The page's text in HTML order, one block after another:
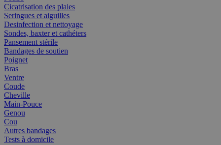
Cicatrisation des plaies
Seringues et aiguilles
Desinfection et nettoyage
Sondes, baxter et cathéters
Pansement stérile
Bandages de soutien
Poignet
Bras
Ventre
Coude
Cheville
Main-Pouce
Genou
Cou
Autres bandages
Tests à domicile